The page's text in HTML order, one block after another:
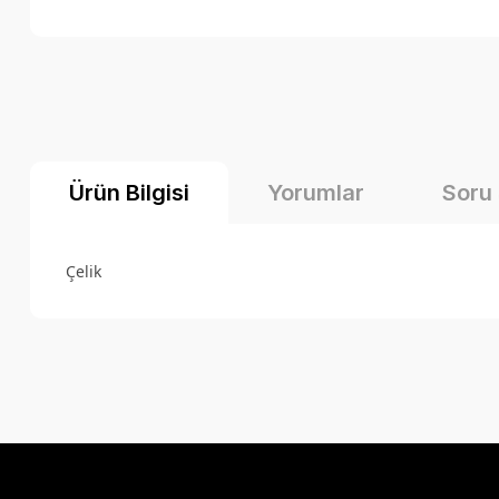
Ürün Bilgisi Yorumlar Soru
Çelik
Ürün resmi kalitesiz, bozuk veya görüntülenemiyor.